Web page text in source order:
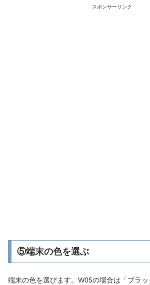
スポンサーリンク
⑤端末の色を選ぶ
端末の色を選びます。W05の場合は「ブラ